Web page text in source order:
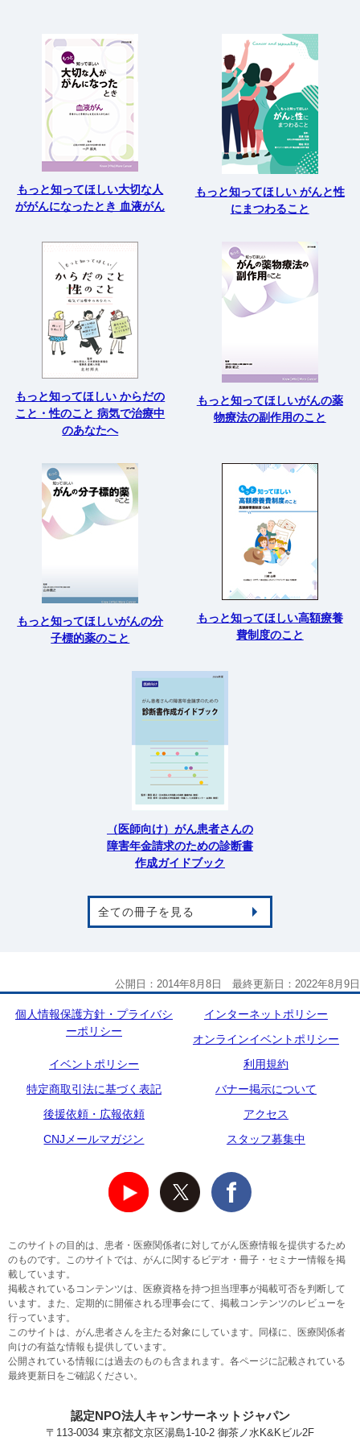
もっと知ってほしい大切な人
ががんになったとき 血液がん
もっと知ってほしい がんと性
にまつわること
もっと知ってほしい からだの
こと・性のこと 病気で治療中
のあなたへ
もっと知ってほしいがんの薬
物療法の副作用のこと
もっと知ってほしいがんの分
子標的薬のこと
もっと知ってほしい高額療養
費制度のこと
（医師向け）がん患者さんの
障害年金請求のための診断書
作成ガイドブック
全ての冊子を見る
公開日：2014年8月8日 最終更新日：2022年8月9日
個人情報保護方針・プライバシ
ーポリシー
インターネットポリシー
オンラインイベントポリシー
イベントポリシー
利用規約
特定商取引法に基づく表記
バナー掲示について
後援依頼・広報依頼
アクセス
CNJメールマガジン
スタッフ募集中
このサイトの目的は、患者・医療関係者に対してがん医療情報を提供するため
のものです。このサイトでは、がんに関するビデオ・冊子・セミナー情報を掲
載しています。
掲載されているコンテンツは、医療資格を持つ担当理事が掲載可否を判断して
います。また、定期的に開催される理事会にて、掲載コンテンツのレビューを
行っています。
このサイトは、がん患者さんを主たる対象にしています。同様に、医療関係者
向けの有益な情報も提供しています。
公開されている情報には過去のものも含まれます。各ページに記載されている
最終更新日をご確認ください。
認定NPO法人キャンサーネットジャパン
〒113-0034 東京都文京区湯島1-10-2 御茶ノ水K&Kビル2F